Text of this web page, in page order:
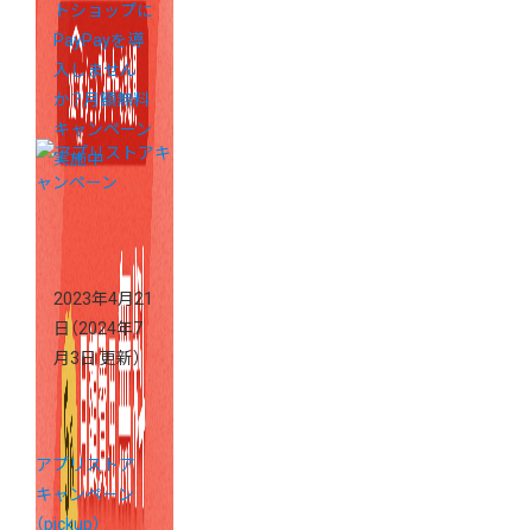
トショップに
PayPayを導
入しません
か？月額無料
キャンペーン
実施中
2023年4月21
日 （2024年7
月3日 更新）
アプリストア
キャンペーン
（pickup）